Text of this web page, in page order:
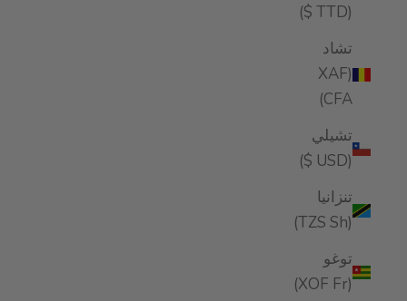
(TTD $)
تشاد
(XAF
CFA)
تشيلي
(USD $)
تنزانيا
(TZS Sh)
توغو
(XOF Fr)